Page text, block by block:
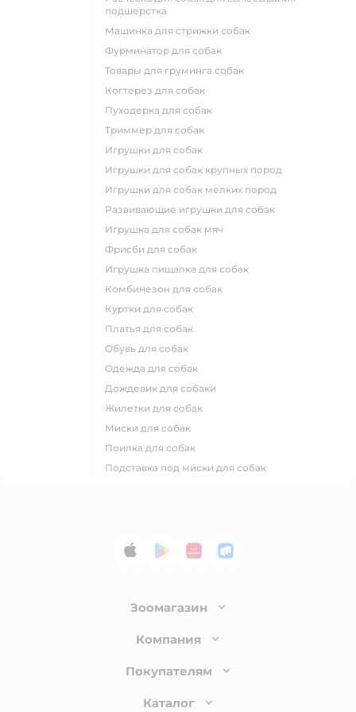
подшерстка
машинка для стрижки собак
фурминатор для собак
товары для груминга собак
когтерез для собак
пуходерка для собак
триммер для собак
игрушки для собак
игрушки для собак крупных пород
игрушки для собак мелких пород
развивающие игрушки для собак
игрушка для собак мяч
фрисби для собак
игрушка пищалка для собак
комбинезон для собак
куртки для собак
платья для собак
обувь для собак
одежда для собак
дождевик для собаки
жилетки для собак
миски для собак
поилка для собак
подставка под миски для собак
App StoreGoogle Play
AppGallery
RuStore
Зоомагазин
Лицензия
Доставка и оплата
Обмен и возврат товара
Компания
О компании
Покупателям
Бонусные карты
Каталог